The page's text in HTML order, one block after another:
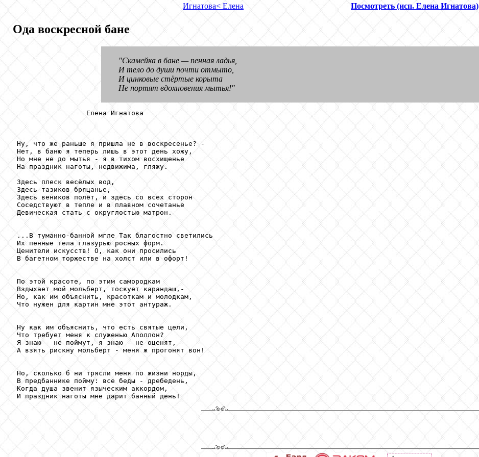
Игнатова< Елена Посмотреть (исп. Елена Игнатова)
Ода воскресной бане
"Скамейка в бане — пенная ладья,
И тело до души почти отмыто,
И цинковые стёртые корыта
Не портят вдохновения мытья!"
                  Елена Игнатова
Ну, что же раньше я пришла не в воскресенье? -
Нет, в баню я теперь лишь в этот день хожу,
Но мне не до мытья - я в тихом восхищенье
На праздник наготы, недвижима, гляжу.
Здесь плеск весёлых вод,
Здесь тазиков бряцанье,
Здесь веников полёт, и здесь со всех сторон
Соседствуют в тепле и в плавном сочетанье
Девическая стать с округлостью матрон.
...В туманно-банной мгле Так благостно светились
Их пенные тела глазурью росных форм.
Ценители искусств! О, как они просились
В багетном торжестве на холст или в офорт!
По этой красоте, по этим самородкам
Вздыхает мой мольберт, тоскует карандаш,-
Но, как им объяснить, красоткам и молодкам,
Что нужен для картин мне этот антураж.
Ну как им объяснить, что есть святые цели,
Что требует меня к служенью Аполлон?
Я знаю - не поймут, я знаю - не оценят,
А взять рискну мольберт - меня ж прогонят вон!
Но, сколько б ни трясли меня по жизни норды,
В предбаннике пойму: все беды - дребедень,
Когда душа звенит языческим аккордом,